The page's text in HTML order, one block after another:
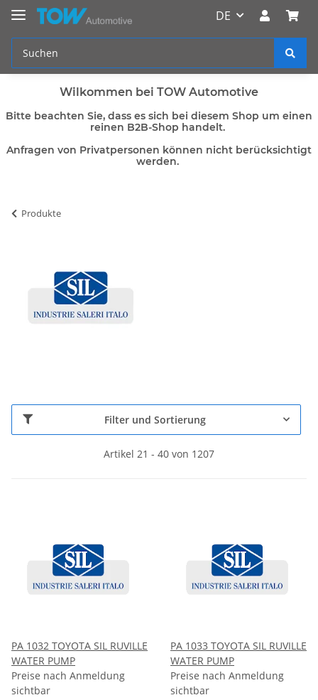
DE
Wilkommen bei TOW Automotive
Bitte beachten Sie, dass es sich bei diesem Shop um einen
reinen B2B-Shop handelt.
Anfragen von Privatpersonen können nicht berücksichtigt
werden.
Produkte
Filter und Sortierung
Artikel 21 - 40 von 1207
PA 1032 TOYOTA SIL RUVILLE
WATER PUMP
Preise nach Anmeldung
sichtbar
PA 1033 TOYOTA SIL RUVILLE
WATER PUMP
Preise nach Anmeldung
sichtbar